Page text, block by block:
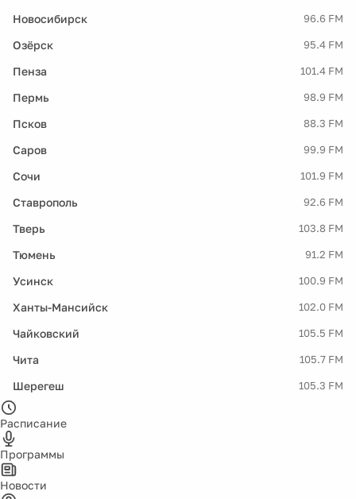
Новосибирск 96.6 FM
Озёрск 95.4 FM
Пенза 101.4 FM
Пермь 98.9 FM
Псков 88.3 FM
Саров 99.9 FM
Сочи 101.9 FM
Ставрополь 92.6 FM
Тверь 103.8 FM
Тюмень 91.2 FM
Усинск 100.9 FM
Ханты-Мансийск 102.0 FM
Чайковский 105.5 FM
Чита 105.7 FM
Шерегеш 105.3 FM
Расписание
Программы
Новости